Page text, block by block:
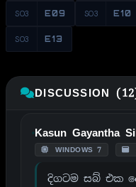
S03 E09 S03 E10
S03 E13
DISCUSSION
Kasun Gayantha
WINDOWS 7
දිගටම සබ් එක